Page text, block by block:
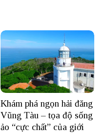
Khám phá ngọn hải đăng
Vũng Tàu – tọa độ sống
ảo “cực chất” của giới